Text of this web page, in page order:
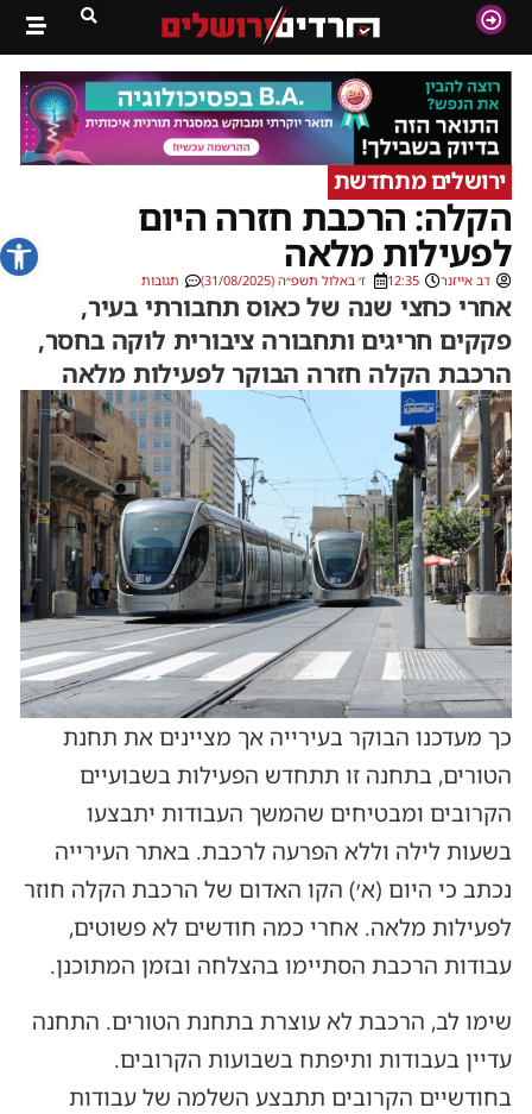
פתח
ירושלים מתחדשת
הקלה: הרכבת חזרה היום
לפעילות מלאה
דב אייזנר 12:35 ז׳ באלול תשפ״ה (31/08/2025) תגובות
אחרי כחצי שנה של כאוס תחבורתי בעיר,
פקקים חריגים ותחבורה ציבורית לוקה בחסר,
הרכבת הקלה חזרה הבוקר לפעילות מלאה
כך מעדכנו הבוקר בעירייה אך מציינים את תחנת
הטורים, בתחנה זו תתחדש הפעילות בשבועיים
הקרובים ומבטיחים שהמשך העבודות יתבצעו
בשעות לילה וללא הפרעה לרכבת. באתר העירייה
נכתב כי היום (א׳) הקו האדום של הרכבת הקלה חוזר
לפעילות מלאה. אחרי כמה חודשים לא פשוטים,
עבודות הרכבת הסתיימו בהצלחה ובזמן המתוכנן.
שימו לב, הרכבת לא עוצרת בתחנת הטורים. התחנה
עדיין בעבודות ותיפתח בשבועות הקרובים.
בחודשיים הקרובים תתבצע השלמה של עבודות